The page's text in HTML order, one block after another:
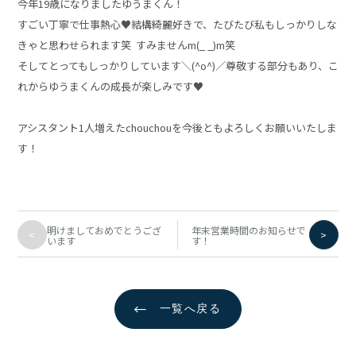
今年19歳になりましたゆうまくん！
すごい丁寧で仕事熱心♥結構綺麗好きで、たびたび私もしっかりしな
きゃと思わせられます笑 すみませんm(_ _)m笑
そしてとってもしっかりしています＼(^o^)／尊敬する部分もあり、こ
れからゆうまくんの成長が楽しみです♥
アシスタント1人増えたchouchouを今後ともよろしくお願いいたしま
す！
< 明けましておめでとうござ
います
年末営業時間のお知らせで
す！ >
← 一覧へ戻る